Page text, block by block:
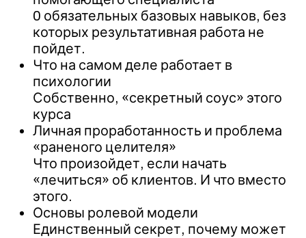
0 обязательных базовых навыков, без
которых результативная работа не
пойдет.
Что на самом деле работает в
психологии
Собственно, «секретный соус» этого
курса
Личная проработанность и проблема
«раненого целителя»
Что произойдет, если начать
«лечиться» об клиентов. И что вместо
этого.
Основы ролевой модели
Единственный секрет, почему может